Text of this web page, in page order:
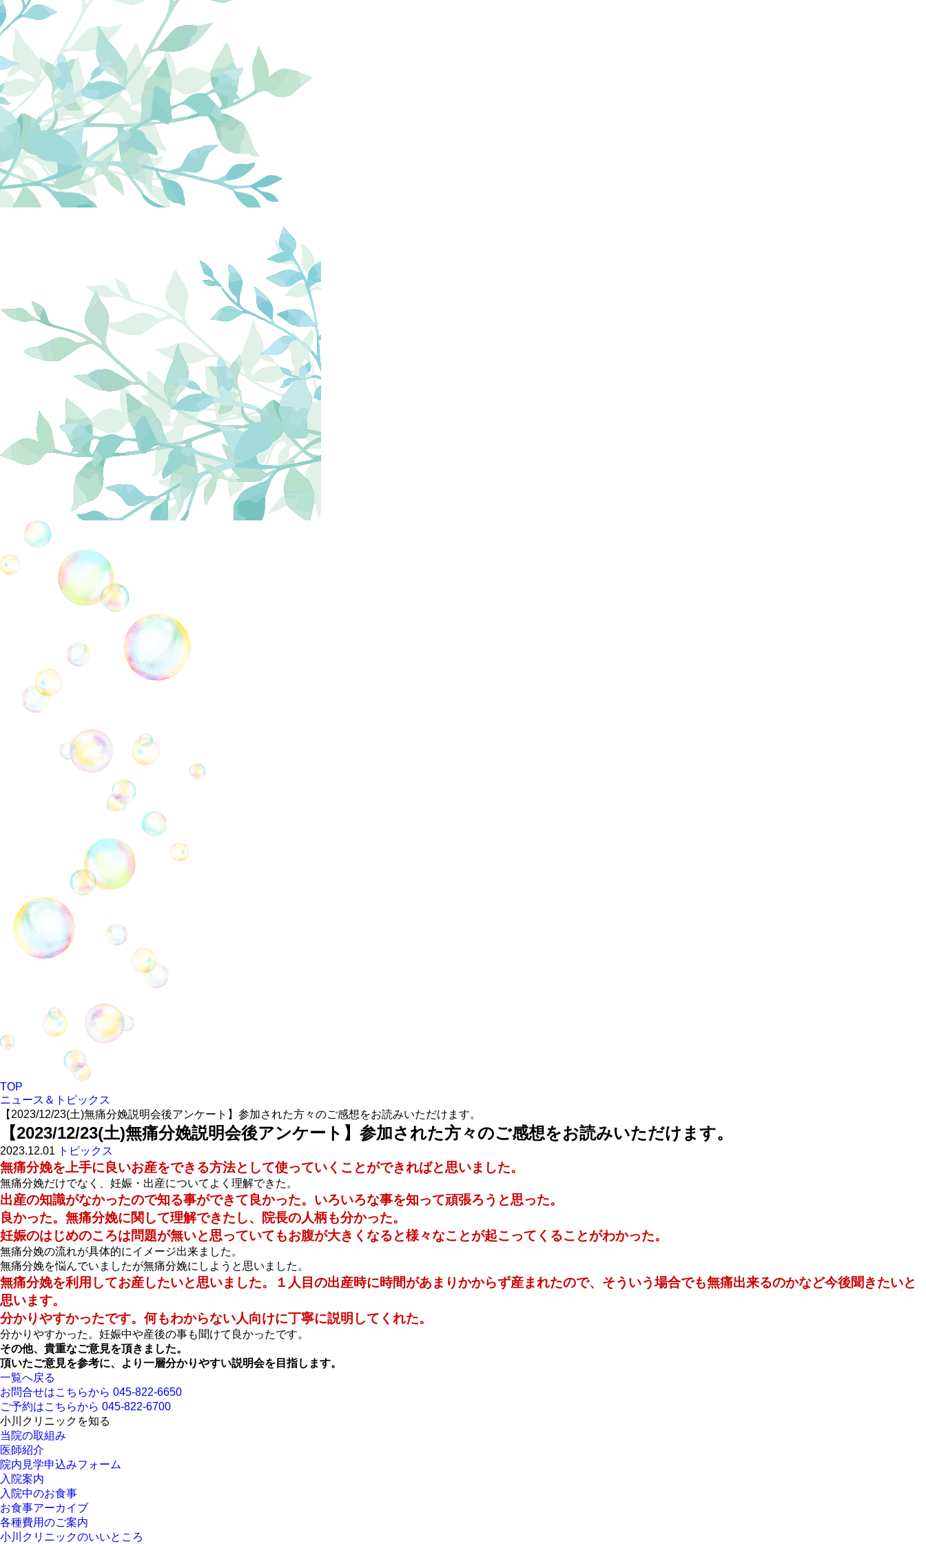
TOP
ニュース＆トピックス
【2023/12/23(土)無痛分娩説明会後アンケート】参加された方々のご感想をお読みいただけます。
【2023/12/23(土)無痛分娩説明会後アンケート】参加された方々のご感想をお読みいただけます。
2023.12.01 トピックス
無痛分娩を上手に良いお産をできる方法として使っていくことができればと思いました。
無痛分娩だけでなく、妊娠・出産についてよく理解できた。
出産の知識がなかったので知る事ができて良かった。いろいろな事を知って頑張ろうと思った。
良かった。無痛分娩に関して理解できたし、院長の人柄も分かった。
妊娠のはじめのころは問題が無いと思っていてもお腹が大きくなると様々なことが起こってくることがわかった。
無痛分娩の流れが具体的にイメージ出来ました。
無痛分娩を悩んでいましたが無痛分娩にしようと思いました。
無痛分娩を利用してお産したいと思いました。１人目の出産時に時間があまりかからず産まれたので、そういう場合でも無痛出来るのかなど今後聞きたいと
思います。
分かりやすかったです。何もわからない人向けに丁寧に説明してくれた。
分かりやすかった。妊娠中や産後の事も聞けて良かったです。
その他、貴重なご意見を頂きました。
頂いたご意見を参考に、より一層分かりやすい説明会を目指します。
一覧へ戻る
お問合せはこちらから 045-822-6650
ご予約はこちらから 045-822-6700
小川クリニックを知る
当院の取組み
医師紹介
院内見学申込みフォーム
入院案内
入院中のお食事
お食事アーカイブ
各種費用のご案内
小川クリニックのいいところ